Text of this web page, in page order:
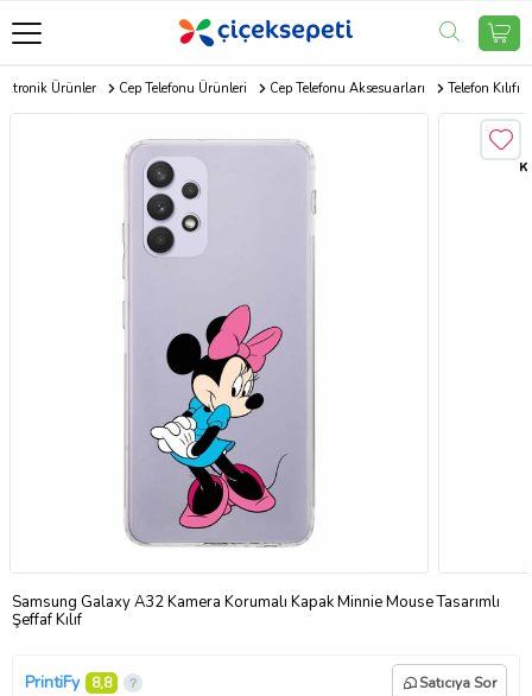
Ürünler Cep Telefonu Ürünleri Cep Telefonu Aksesuarları Telefon Kılıfı
Samsung Galaxy A32 Kamera Korumalı Kapak Minnie Mouse Tasarımlı
Şeffaf Kılıf
PrintiFy 8,8 Satıcıya Sor